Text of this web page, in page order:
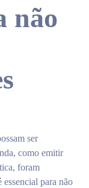
não
ser
como emitir
foram
essencial para não